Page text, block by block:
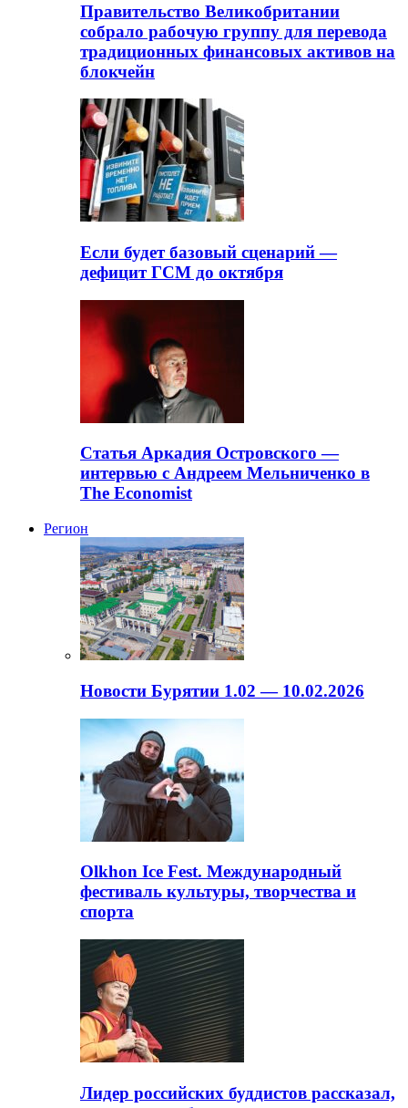
Правительство Великобритании
собрало рабочую группу для перевода
традиционных финансовых активов на
блокчейн
Если будет базовый сценарий —
дефицит ГСМ до октября
Статья Аркадия Островского —
интервью с Андреем Мельниченко в
The Economist
Регион
Новости Бурятии 1.02 — 10.02.2026
Olkhon Ice Fest. Международный
фестиваль культуры, творчества и
спорта
Лидер российских буддистов рассказал,